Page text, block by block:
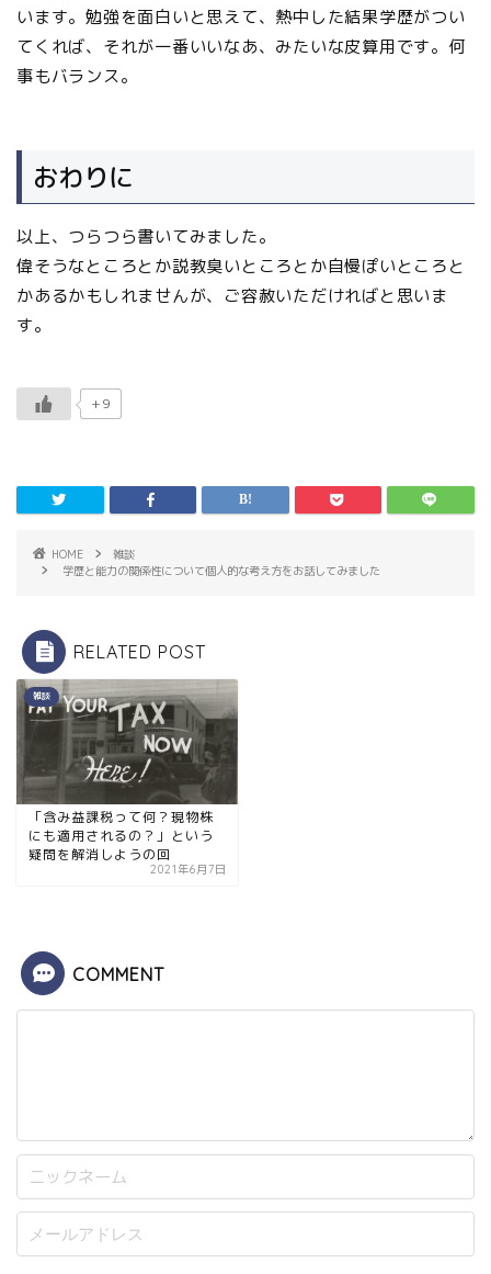
います。勉強を面白いと思えて、熱中した結果学歴がつい
てくれば、それが一番いいなあ、みたいな皮算用です。何
事もバランス。
おわりに
以上、つらつら書いてみました。
偉そうなところとか説教臭いところとか自慢ぽいところと
かあるかもしれませんが、ご容赦いただければと思いま
す。
+9
HOME
雑談
学歴と能力の関係性について個人的な考え方をお話してみました
RELATED POST
雑談
「含み益課税って何？現物株
にも適用されるの？」という
疑問を解消しようの回
2021年6月7日
COMMENT